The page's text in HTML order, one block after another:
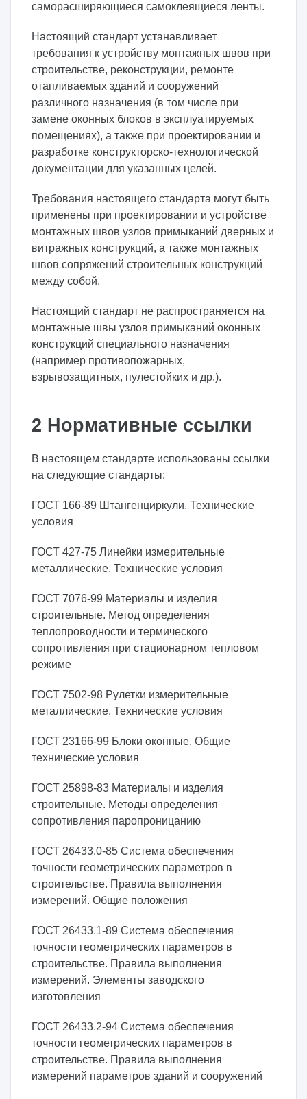
саморасширяющиеся самоклеящиеся ленты.
Настоящий стандарт устанавливает
требования к устройству монтажных швов при
строительстве, реконструкции, ремонте
отапливаемых зданий и сооружений
различного назначения (в том числе при
замене оконных блоков в эксплуатируемых
помещениях), а также при проектировании и
разработке конструкторско-технологической
документации для указанных целей.
Требования настоящего стандарта могут быть
применены при проектировании и устройстве
монтажных швов узлов примыканий дверных и
витражных конструкций, а также монтажных
швов сопряжений строительных конструкций
между собой.
Настоящий стандарт не распространяется на
монтажные швы узлов примыканий оконных
конструкций специального назначения
(например противопожарных,
взрывозащитных, пулестойких и др.).
2 Нормативные ссылки
В настоящем стандарте использованы ссылки
на следующие стандарты:
ГОСТ 166-89 Штангенциркули. Технические
условия
ГОСТ 427-75 Линейки измерительные
металлические. Технические условия
ГОСТ 7076-99 Материалы и изделия
строительные. Метод определения
теплопроводности и термического
сопротивления при стационарном тепловом
режиме
ГОСТ 7502-98 Рулетки измерительные
металлические. Технические условия
ГОСТ 23166-99 Блоки оконные. Общие
технические условия
ГОСТ 25898-83 Материалы и изделия
строительные. Методы определения
сопротивления паропроницанию
ГОСТ 26433.0-85 Система обеспечения
точности геометрических параметров в
строительстве. Правила выполнения
измерений. Общие положения
ГОСТ 26433.1-89 Система обеспечения
точности геометрических параметров в
строительстве. Правила выполнения
измерений. Элементы заводского
изготовления
ГОСТ 26433.2-94 Система обеспечения
точности геометрических параметров в
строительстве. Правила выполнения
измерений параметров зданий и сооружений